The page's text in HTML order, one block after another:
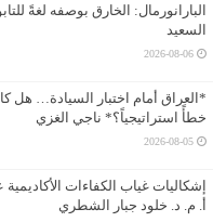
البارانورمال: الخارق بوصفه لغةً
السعيد
2026-08-06
*العراق أمام اختبار السيادة… هل
خطأً استراتيجياً؟* ناجي الغزي
2026-08-05
إشكاليات غياب الكفاءات
أ. م. د. خلود جبار الشطري